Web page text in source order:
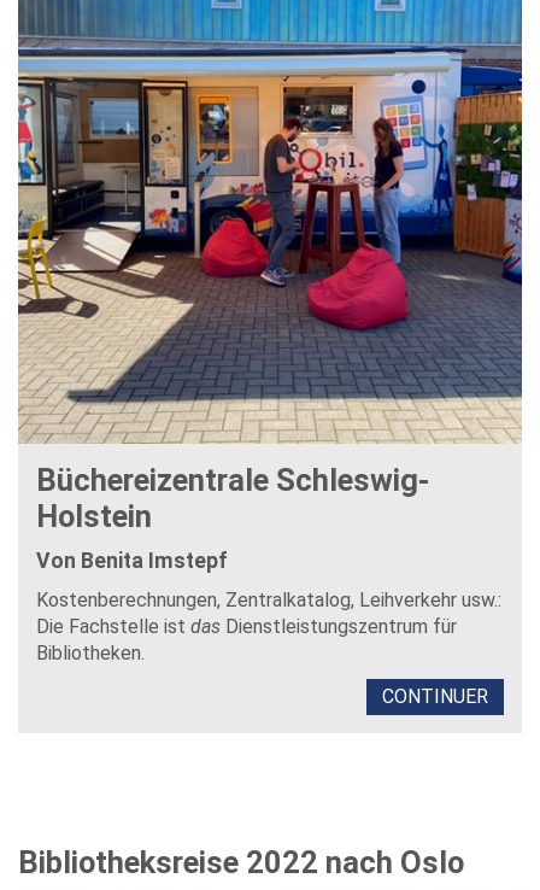
Büchereizentrale Schleswig-
Holstein
Von Benita Imstepf
Kostenberechnungen, Zentralkatalog, Leihverkehr usw.:
Die Fachstelle ist das Dienstleistungszentrum für
Bibliotheken.
CONTINUER
Bibliotheksreise 2022 nach Oslo